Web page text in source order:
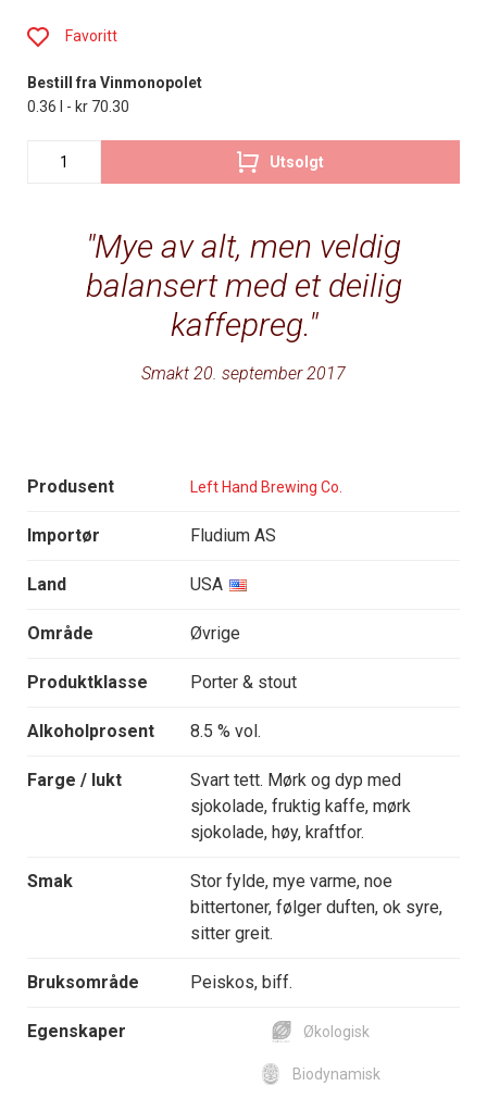
Mye av alt, men veldig
balansert med et deilig
kaffepreg.
Smakt 20. september 2017
Produsent Left Hand Brewing Co.
Importør Fludium AS
Land USA
Område Øvrige
Produktklasse Porter & stout
Alkoholprosent 8.5 % vol.
Farge / lukt
Svart tett. Mørk og dyp med
sjokolade, fruktig kaffe, mørk
sjokolade, høy, kraftfor.
Smak
Stor fylde, mye varme, noe
bittertoner, følger duften, ok syre,
sitter greit.
Bruksområde Peiskos, biff.
Egenskaper Økologisk
Biodynamisk
Favoritt
Bestill fra Vinmonopolet
0.36 l - kr 70.30
Utsolgt